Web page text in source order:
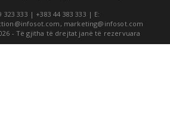
333 | +383 44 383 333 | E:
, marketing@infosot.com
- Të gjitha të drejtat janë të rezervuara